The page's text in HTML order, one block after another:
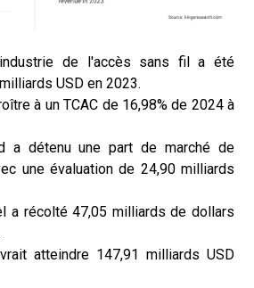
de l'accès sans fil a été
USD en 2023.
à un TCAC de 16,98% de 2024 à
a détenu une part de marché de
une évaluation de 24,90 milliards
a récolté 47,05 milliards de dollars
atteindre 147,91 milliards USD